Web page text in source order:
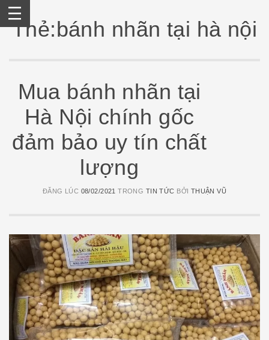
Skip
content
Thẻ:bánh nhãn tại hà nội
Mua bánh nhãn tại
Hà Nội chính gốc
đảm bảo uy tín chất
lượng
ĐĂNG LÚC 08/02/2021 TRONG TIN TỨC BỞI THUẬN VŨ